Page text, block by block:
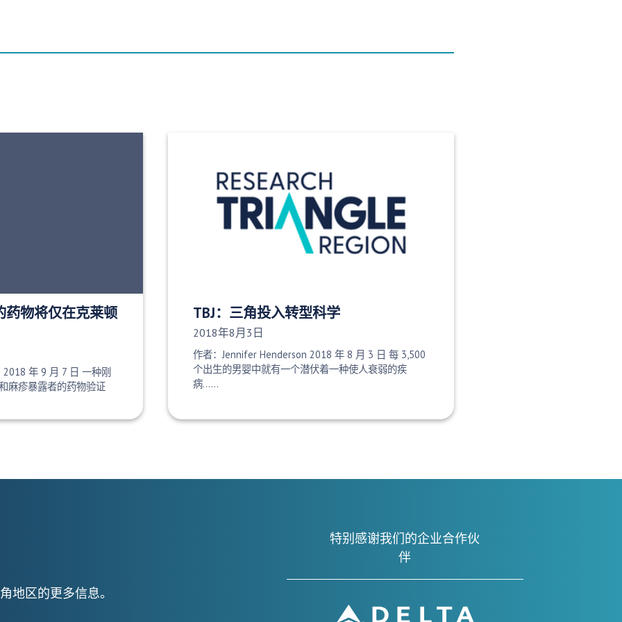
药物将仅在克莱顿
2018 年 9 月 7 日 一种刚
麻疹暴露者的药物验证
TBJ：三角投入转型科学
发布日期：
2018年8月3日
作者：Jennifer Henderson 2018 年 8 月 3 日 每 3,500
个出生的男婴中就有一个潜伏着一种使人衰弱的疾
病......
地区的更多信息。
特别感谢我们的企业合作伙
伴